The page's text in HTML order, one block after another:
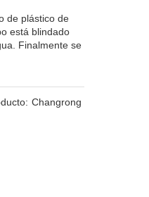
de plástico de
está blindado
Finalmente se
Changrong